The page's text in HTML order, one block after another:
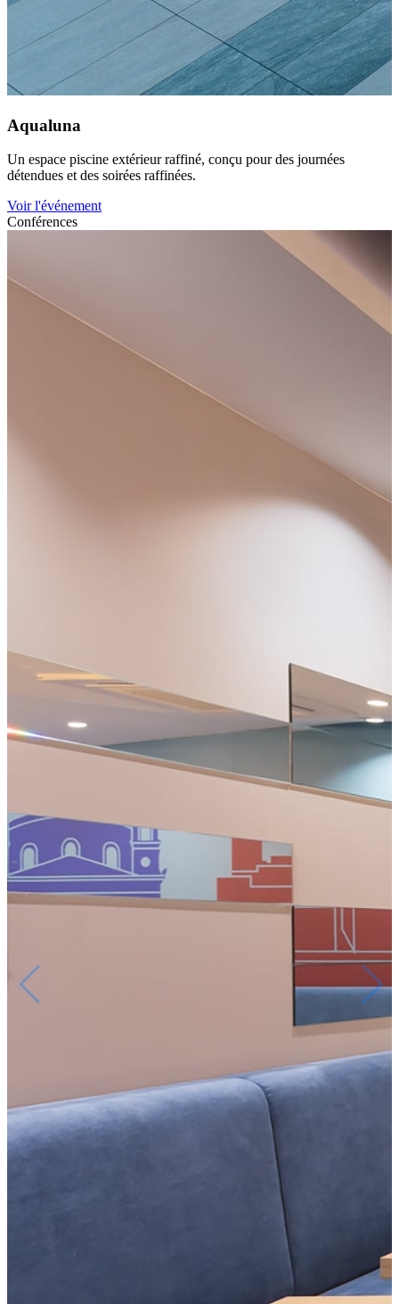
Aqualuna
Un espace piscine extérieur raffiné, conçu pour des journées
détendues et des soirées raffinées.
Voir l'événement
Conférences